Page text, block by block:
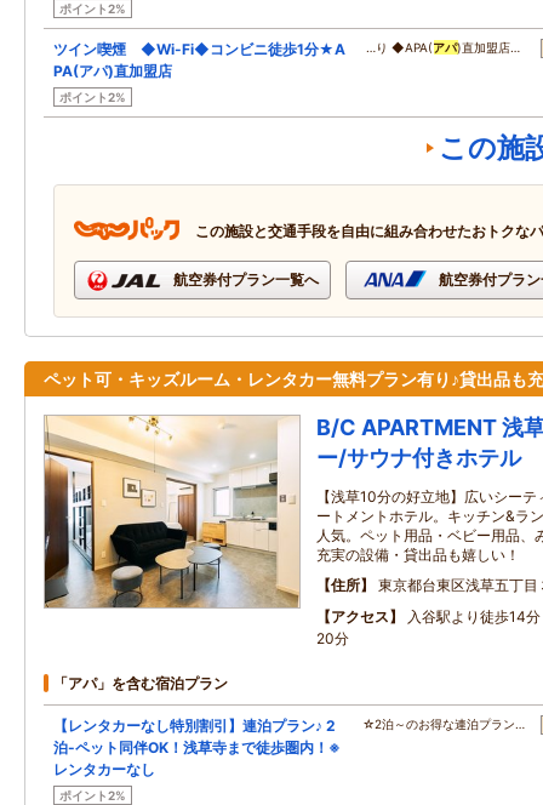
ポイント2%
ツイン喫煙 ◆Wi-Fi◆コンビニ徒歩1分★A
PA(アパ)直加盟店
ポイント2%
…り ◆APA(アパ)直加盟店…
この施
この施設と交通手段を自由に組み合わせたおトクな
航空券付プラン一覧へ 航空券付プラ
ペット可・キッズルーム・レンタカー無料プラン有り♪貸出品も
B/C APARTMENT 浅
ー/サウナ付きホテル
【浅草10分の好立地】広いシー
ートメントホテル。キッチン&ラ
人気。ペット用品・ベビー用品、
充実の設備・貸出品も嬉しい！
住所
東京都台東区浅草五丁目
アクセス
入谷駅より徒歩14
20分
「アパ」を含む宿泊プラン
【レンタカーなし特別割引】連泊プラン♪ 2
泊-ペット同伴OK！浅草寺まで徒歩圏内！※
レンタカーなし
ポイント2%
☆2泊～のお得な連泊プラン…